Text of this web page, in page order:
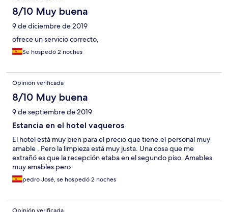
8/10 Muy buena
9 de diciembre de 2019
ofrece un servicio correcto,
Se hospedó 2 noches
Opinión verificada
8/10 Muy buena
9 de septiembre de 2019
Estancia en el hotel vaqueros
El hotel está muy bien para el precio que tiene.el personal muy
amable . Pero la limpieza está muy justa. Una cosa que me
extrañó es que la recepción etaba en el segundo piso. Amables
muy amables pero
pedro José, se hospedó 2 noches